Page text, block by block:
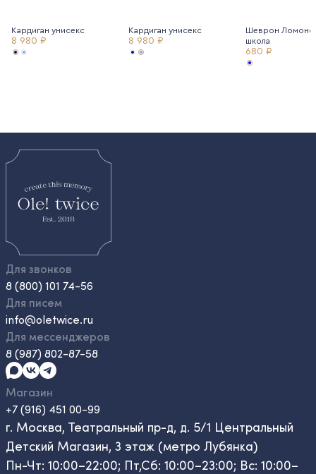
Кардиган унисекс
8 980 ₽
Кардиган унисекс
8 980 ₽
Шеврон
школа
680 ₽
Для звонков
8 (800) 101 74-56
Для писем
info@oletwice.ru
Для мессенджеров
8 (987) 802-87-58
Магазин
+7 (916) 451 00-99
г. Москва, Театральный пр-д, д. 5/1 Центральный
Детский Магазин, 3 этаж (метро Лубянка)
Пн-Чт: 10:00–22:00; Пт,Сб: 10:00–23:00; Вс: 10:00–